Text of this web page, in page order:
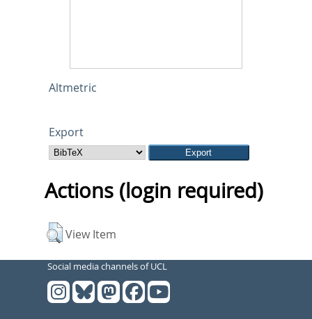
Altmetric
Export
Actions (login required)
View Item
Social media channels of UCL